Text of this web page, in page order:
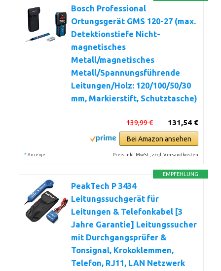
Bosch Professional
Ortungsgerät GMS 120-27 (max.
Detektionstiefe Nicht-
magnetisches
Metall/magnetisches
Metall/Spannungsführende
Leitungen/Holz: 120/100/50/30
mm, Markierstift, Schutztasche)
131,54 €
139,99 €
Bei Amazon ansehen
* Anzeige Preis inkl. MwSt., zzgl. Versandkosten
EMPFEHLUNG
PeakTech P 3434
Leitungssuchgerät für
Leitungen & Telefonkabel [3
Jahre Garantie] Leitungssucher
mit Durchgangsprüfer &
Tonsignal, Krokoklemmen,
Telefon, RJ11, LAN Netzwerk